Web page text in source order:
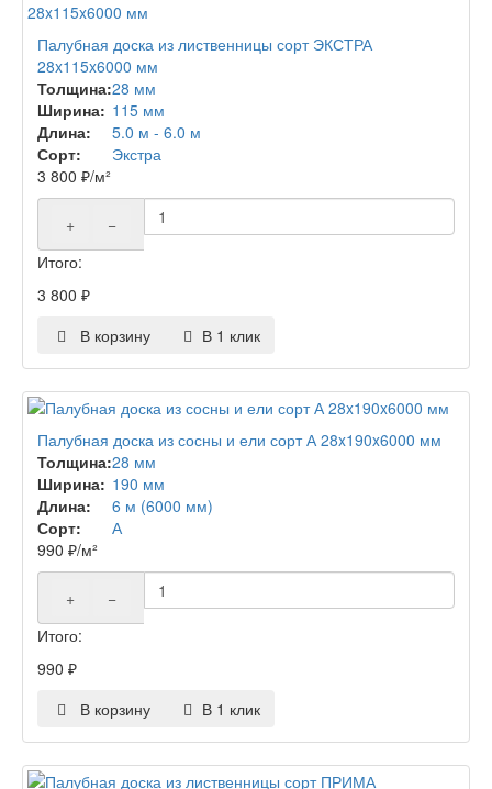
Палубная доска из лиственницы сорт ЭКСТРА
28x115x6000 мм
Толщина:28 мм
Ширина: 115 мм
Длина:
5.0 м - 6.0 м
Сорт:
Экстра
3 800 ₽/м²
+
−
Итого:
3 800 ₽
В корзину
В 1 клик
Палубная доска из сосны и ели сорт А 28x190x6000 мм
Толщина:28 мм
Ширина: 190 мм
Длина:
6 м (6000 мм)
Сорт:
А
990 ₽/м²
+
−
Итого:
990 ₽
В корзину
В 1 клик